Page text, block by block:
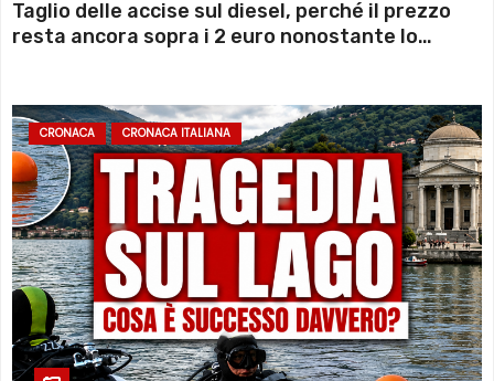
Taglio delle accise sul diesel, perché il prezzo
resta ancora sopra i 2 euro nonostante lo
CRONACA CRONACA ITALIANA